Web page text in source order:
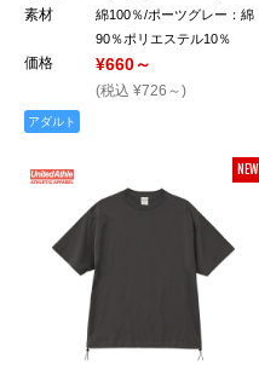
素材
綿100％/ポーツグレー：綿
90％ポリエステル10％
価格 ¥660～
(税込 ¥726～)
アダルト
NEW